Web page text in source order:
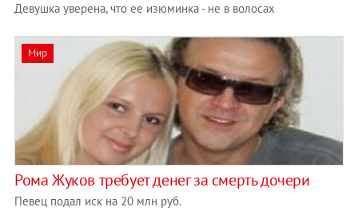
Девушка уверена, что ее изюминка - не в волосах
Мир
Рома Жуков требует денег за смерть дочери
Певец подал иск на 20 млн руб.